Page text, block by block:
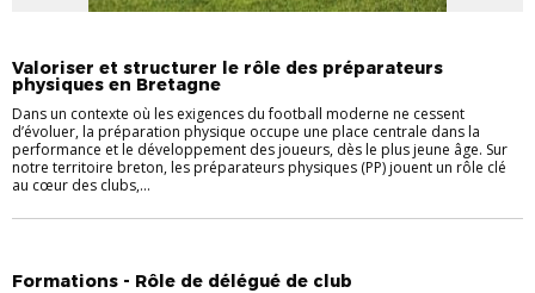
Valoriser et structurer le rôle des préparateurs
physiques en Bretagne
Dans un contexte où les exigences du football moderne ne cessent
d’évoluer, la préparation physique occupe une place centrale dans la
performance et le développement des joueurs, dès le plus jeune âge. Sur
notre territoire breton, les préparateurs physiques (PP) jouent un rôle clé
au cœur des clubs,...
Formations - Rôle de délégué de club